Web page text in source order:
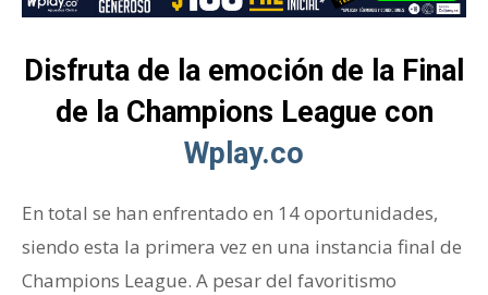
Disfruta de la emoción de la Final
de la Champions League con
Wplay.co
En total se han enfrentado en 14 oportunidades,
siendo esta la primera vez en una instancia final de
Champions League. A pesar del favoritismo